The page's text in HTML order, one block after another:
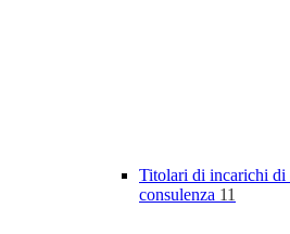
Titolari di incarichi di
consulenza 11